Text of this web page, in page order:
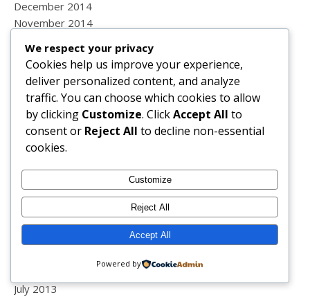
December 2014
November 2014
September 2014
August 2014
July 2014
June 2014
May 2014
April 2014
March 2014
February 2014
January 2014
November 2013
July 2013
We respect your privacy
Cookies help us improve your experience,
deliver personalized content, and analyze
traffic. You can choose which cookies to allow
by clicking Customize. ClickAccept All to
consent or Reject All to decline non-essential
cookies.
Customize
Reject All
Accept All
Powered by